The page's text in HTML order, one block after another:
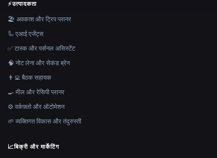
⚡उत्पादकता
🏖 अवकाश और ट्रिप प्लानर
🦾 एआई एजेंट्स
✅ टास्क और पर्सनल असिस्टेंट
🧠 नोट लेना और सेकंड ब्रेन
👨‍💻 बैठक सहायक
🍳 मील और रेसिपी प्लानर
⚙️ वर्कफ़्लो और ऑटोमेशन
🌱 व्यक्तिगत विकास और तंदुरुस्ती
📈बिक्री और मार्केटिंग